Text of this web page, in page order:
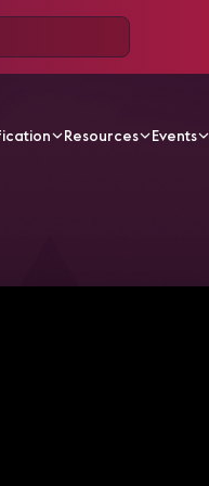
Resources Events